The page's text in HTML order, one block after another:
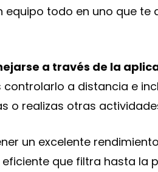
equipo todo en uno que
a través de la
controlarlo a distancia e
o realizas otras
un excelente
que filtra hasta la